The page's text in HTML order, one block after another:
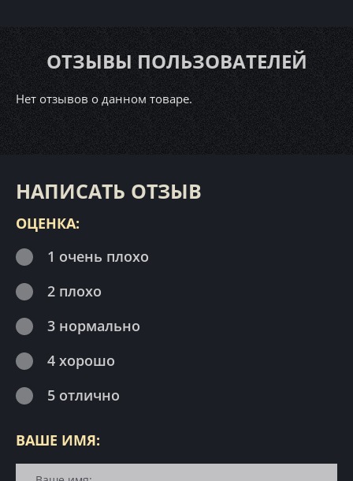
ОТЗЫВЫ ПОЛЬЗОВАТЕЛЕЙ
Нет отзывов о данном товаре.
НАПИСАТЬ ОТЗЫВ
ОЦЕНКА:
1 очень плохо
2 плохо
3 нормально
4 хорошо
5 отлично
ВАШЕ ИМЯ: